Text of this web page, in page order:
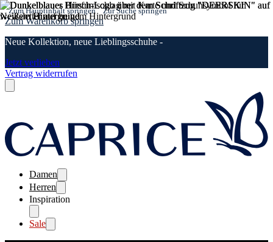
Zum Hauptinhalt springen Zur Suche springen
Zum Warenkorb springen
Neue Kollektion, neue Lieblingsschuhe -
Jetzt verlieben
Vertrag widerrufen
Damen
Herren
Inspiration
Sale